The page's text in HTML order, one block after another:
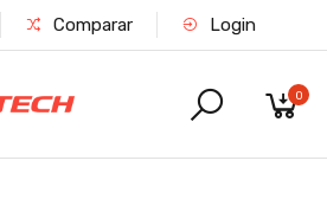
Comparar Login
0